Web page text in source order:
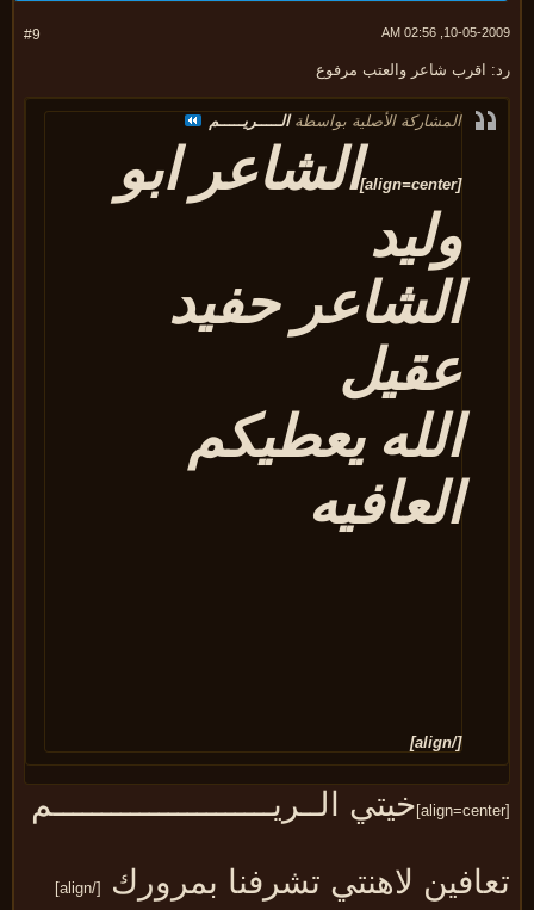
10-05-2009,
اقرب شاعر والعتب مرفوع
المشاركة الأصلية بواسطةالـــــريـــــم
الشاعر ابو
وليد
الشاعر حفيد
عقيل
الله يعطيكم
العافيه
خيتي الــريـــــــــــــــــــــــم
لاهنتي تشرفنا بمرورك [/align]